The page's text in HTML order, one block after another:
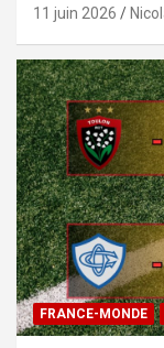
11 juin 2026
FRANCE-MONDE